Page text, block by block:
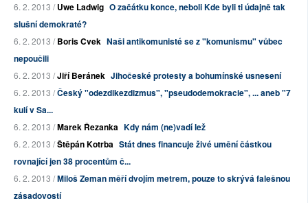
6. 2. 2013 /Uwe Ladwig O začátku konce, neboli Kde byli ti údajně tak
slušní demokraté?
6. 2. 2013 /Boris Cvek Naši antikomunisté se z "komunismu" vůbec
nepoučili
6. 2. 2013 /Jiří Beránek Jihočeské protesty a bohumínské usnesení
6. 2. 2013 /Český "odezdikezdizmus", "pseudodemokracie", ... aneb "7
kulí v Sa...
6. 2. 2013 /Marek Řezanka Kdy nám (ne)vadí lež
6. 2. 2013 /Štěpán Kotrba Stát dnes financuje živé umění částkou
rovnající jen 38 procentům č...
6. 2. 2013 /Miloš Zeman měří dvojím metrem, pouze to skrývá falešnou
zásadovostí